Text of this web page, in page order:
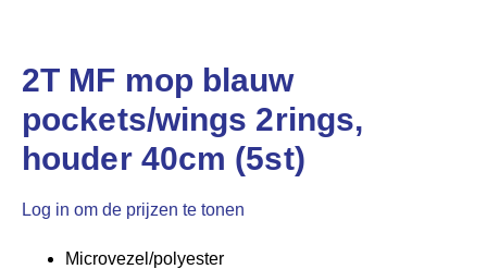
2T MF mop blauw
pockets/wings 2rings,
houder 40cm (5st)
Log in om de prijzen te tonen
Microvezel/polyester